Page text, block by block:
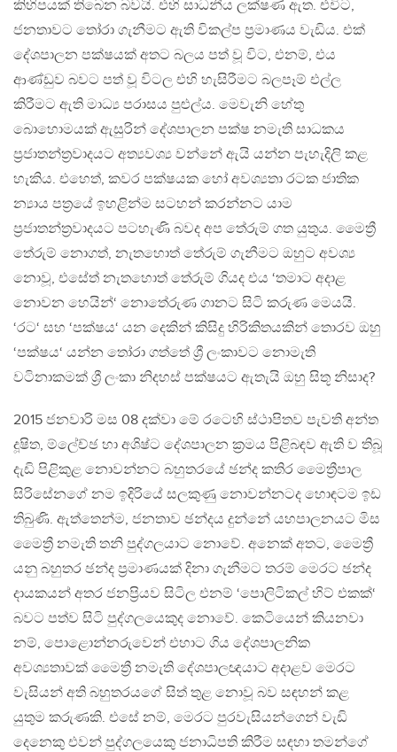
කිහිපයක් තිබෙන බවයි. එහි සාධනීය ලක්ෂණ ඇත. එවිට,
ජනතාවට තෝරා ගැනීමට ඇති විකල්ප ප්‍රමාණය වැඩිය. එක්
දේශපාලන පක්ෂයක් අතට බලය පත් වූ විට, එනම්, එය
ආණ්ඩුව බවට පත් වූ විටල එහි හැසිරීමට බලපෑම් එල්ල
කිරීමට ඇති මාධ්‍ය පරාසය පුළුල්ය. මෙවැනි හේතු
බොහොමයක් ඇසුරින් දේශපාලන පක්ෂ නමැති සාධකය
ප්‍රජාතන්ත්‍රවාදයට අත්‍යවශ්‍ය වන්නේ ඇයි යන්න පැහැදිලි කළ
හැකිය. එහෙත්, කවර පක්ෂයක හෝ අවශ්‍යතා රටක ජාතික
න්‍යාය පත්‍රයේ ඉහළින්ම සටහන් කරන්නට යාම
ප්‍රජාතන්ත්‍රවාදයට පටහැණි බවද අප තේරුම් ගත යුතුය. මෛත්‍රී
තේරුම් නොගත්, නැතහොත් තේරුම් ගැනීමට ඔහුට අවශ්‍ය
නොවූ, එසේත් නැතහොත් තේරුම් ගියද එය ‘තමාට අදාළ
නොවන හෙයින්‘ නොතේරුණ ගානට සිටි කරුණ මෙයයි.
‘රට‘ සහ ‘පක්ෂය‘ යන දෙකින් කිසිදු හිරිකිතයකින් තොරව ඔහු
‘පක්ෂය‘ යන්න තෝරා ගත්තේ ශ්‍රී ලංකාවට නොමැති
වටිනාකමක් ශ්‍රී ලංකා නිදහස් පක්ෂයට ඇතැයි ඔහු සිතූ නිසාද?
2015 ජනවාරි මස 08 දක්වා මේ රටෙහි ස්ථාපිතව පැවති අන්ත
දූෂිත, ම්ලේච්ඡ හා අශිෂ්ට දේශපාලන ක්‍රමය පිළිබඳව ඇති ව තිබූ
දැඩි පිළිකුළ නොවන්නට බහුතරයේ ඡන්ද කතිර මෛත්‍රීපාල
සිරිසේනගේ නම ඉදිරියේ සලකුණු නොවන්නටද හොඳටම ඉඩ
තිබුණි. ඇත්තෙන්ම, ජනතාව ඡන්දය දුන්නේ යහපාලනයට මිස
මෛත්‍රී නමැති තනි පුද්ගලයාට නොවේ. අනෙක් අතට, මෛත්‍රී
යනු බහුතර ඡන්ද ප්‍රමාණයක් දිනා ගැනීමට තරම් මෙරට ඡන්ද
දායකයන් අතර ජනප්‍රියව සිටිල එනම් ‘පොලිටිකල් හිට් එකක්‘
බවට පත්ව සිටි පුද්ගලයෙකුද නොවේ. කෙටියෙන් කියනවා
නම්, පොළොන්නරුවෙන් එහාට ගිය දේශපාලනික
අවශ්‍යතාවක් මෛත්‍රී නමැති දේශපාලඥයාට අදාළව මෙරට
වැසියන් අති බහුතරයගේ සිත් තුළ නොවූ බව සඳහන් කළ
යුතුම කරුණකි. එසේ නම්, මෙරට පුරවැසියන්ගෙන් වැඩි
දෙනෙකු එවන් පුද්ගලයෙකු ජනාධිපති කිරීම සඳහා තමන්ගේ